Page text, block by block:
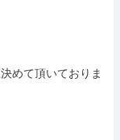
めて頂いておりま